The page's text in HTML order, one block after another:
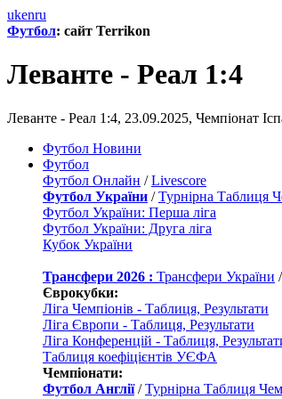
ukenru
Футбол: сайт Terrikon
Леванте - Реал 1:4
Леванте - Реал 1:4, 23.09.2025, Чемпiонат
Футбол Новини
Футбол
Футбол Онлайн /Livescore
Футбол України /Турнірна Таблиця
Футбол України: Перша ліга
Футбол України: Друга ліга
Кубок України
Трансфери 2026 : Трансфери України /
Єврокубки:
Ліга Чемпіонів - Таблиця, Результати
Ліга Європи - Таблиця, Результати
Ліга Конференцій - Таблиця,
Таблиця коефіцієнтів УЄФА
Чемпіонати:
Футбол Англії/Турнірна Таблиця